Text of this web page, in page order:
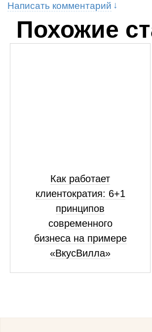
Написать комментарий
Похожие
Как работает
клиентократия: 6+1
принципов
современного
бизнеса на примере
«ВкусВилла»